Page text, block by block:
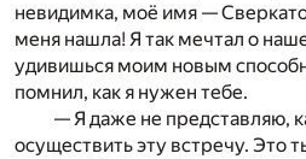
невидимка, моё имя —
меня нашла! Я так мечтал о
удивишься моим новым
помнил, как я нужен тебе.
— Я даже не представляю,
осуществить эту встречу. Это